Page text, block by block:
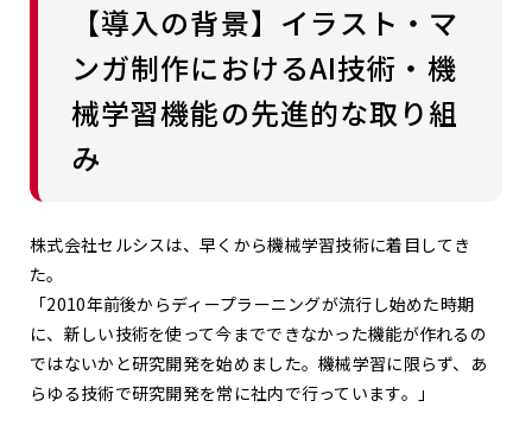
【導入の背景】 イラスト・マ
ンガ制作におけるAI技術・機
械学習機能の先進的な取り組
み
株式会社セルシスは、早くから機械学習技術に着目してき
た。
「2010年前後からディープラーニングが流行し始めた時期
に、新しい技術を使って今までできなかった機能が作れるの
ではないかと研究開発を始めました。機械学習に限らず、あ
らゆる技術で研究開発を常に社内で行っています。」